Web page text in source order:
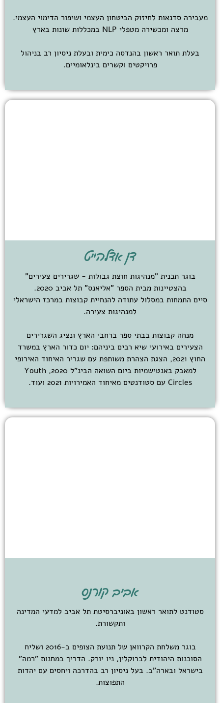
מעבירה סדנאות לחיזוק הביטחון העצמי ושיפור הדימוי העצמי.
מרצה ומכשירה מטפלי NLP במכללות שונות בארץ
בעלת תואר ראשון בהנדסה כימית ובעלת ניסיון רב בניהול
פרויקטים וקשרים בינלאומיים.
דן אדלהייט
בוגר תכנית "מנהיגות חוצת גבולות - שגרירים צעירים"
בהצטיינות מבית הספר "אליאנס" תל אביב 2020.
סיים התמחות במסלול עתודה להנחיית קבוצות במרכז הישראלי
למנהיגות צעירה.
מנחה קבוצות בבתי ספר ברחבי הארץ ונציג השגרירים
הצעירים באירועי שיא רבים ביניהם: יום כדור הארץ במשרד
החוץ 2021, הצגת הצהרת משותפת עם שגריר האיחוד האירופי
למאבק באנטישמיות ביום השואה הבינ"ל 2020, Youth
Circles עם סטודנטים מאיחוד האמירויות 2021 ועוד.
אביב קורנס
סטודנט לתואר ראשון באוניברסיטת תל אביב למדעי המדינה
ותקשורת.
בוגר משלחת הקרוואן של תנועת הצופים ב-2016 ושליח
הסוכנות היהודית לברוקלין, ניו יורק. הדריך במחנות "רמה"
בישראל ובארה"ב. בעל ניסיון רב בהדרכה ויחסים עם יהדות
התפוצות.